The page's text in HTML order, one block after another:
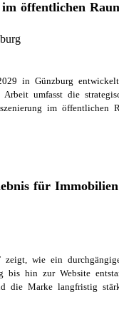
öffentlichen
in Günzburg
umfasst die
im öffentlichen
für
wie ein
bis hin zur Website
die Marke langfristig